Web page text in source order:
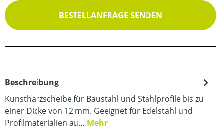
BESTELLANFRAGE SENDEN
Beschreibung
Kunstharzscheibe für Baustahl und Stahlprofile bis zu
einer Dicke von 12 mm. Geeignet für Edelstahl und
Profilmaterialien au… Mehr